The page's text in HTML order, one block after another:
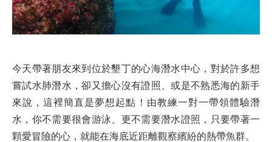
今天帶著朋友來到位於墾丁的心海潛水中心，對於許多想
嘗試水肺潛水，卻又擔心沒有證照、或是不熟悉海的新手
來說，這裡簡直是夢想起點！由教練一對一帶領體驗潛
水，你不需要很會游泳、更不需要潛水證照，只要帶著一
顆愛冒險的心，就能在海底近距離觀察繽紛的熱帶魚群。